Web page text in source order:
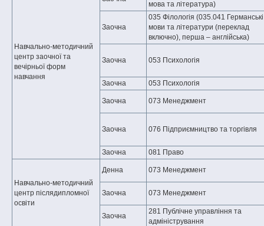
Навчально-методичний
центр заочної та
вечірньої форм
навчання
мова та література)
Заочна
035 Філологія (035.041 Германські
мови та літератури (переклад
включно), перша – англійська)
Заочна 053 Психологія
Заочна 053 Психологія
Заочна 073 Менеджмент
Заочна 076 Підприємництво та торгівля
Заочна 081 Право
Навчально-методичний
центр післядипломної
освіти
Денна 073 Менеджмент
Заочна 073 Менеджмент
Заочна
281 Публічне управління та
адміністрування